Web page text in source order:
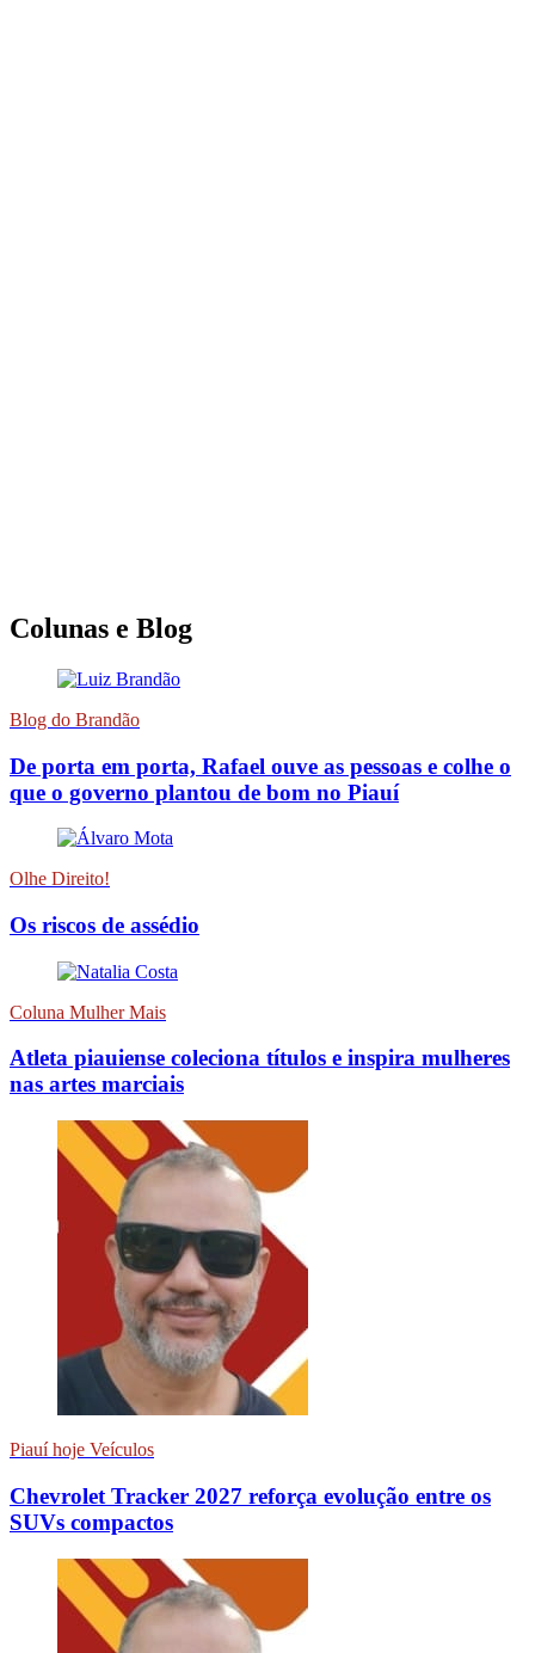
Colunas e Blog
Blog do Brandão
De porta em porta, Rafael ouve as pessoas e colhe o
que o governo plantou de bom no Piauí
Olhe Direito!
Os riscos de assédio
Coluna Mulher Mais
Atleta piauiense coleciona títulos e inspira mulheres
nas artes marciais
Piauí hoje Veículos
Chevrolet Tracker 2027 reforça evolução entre os
SUVs compactos